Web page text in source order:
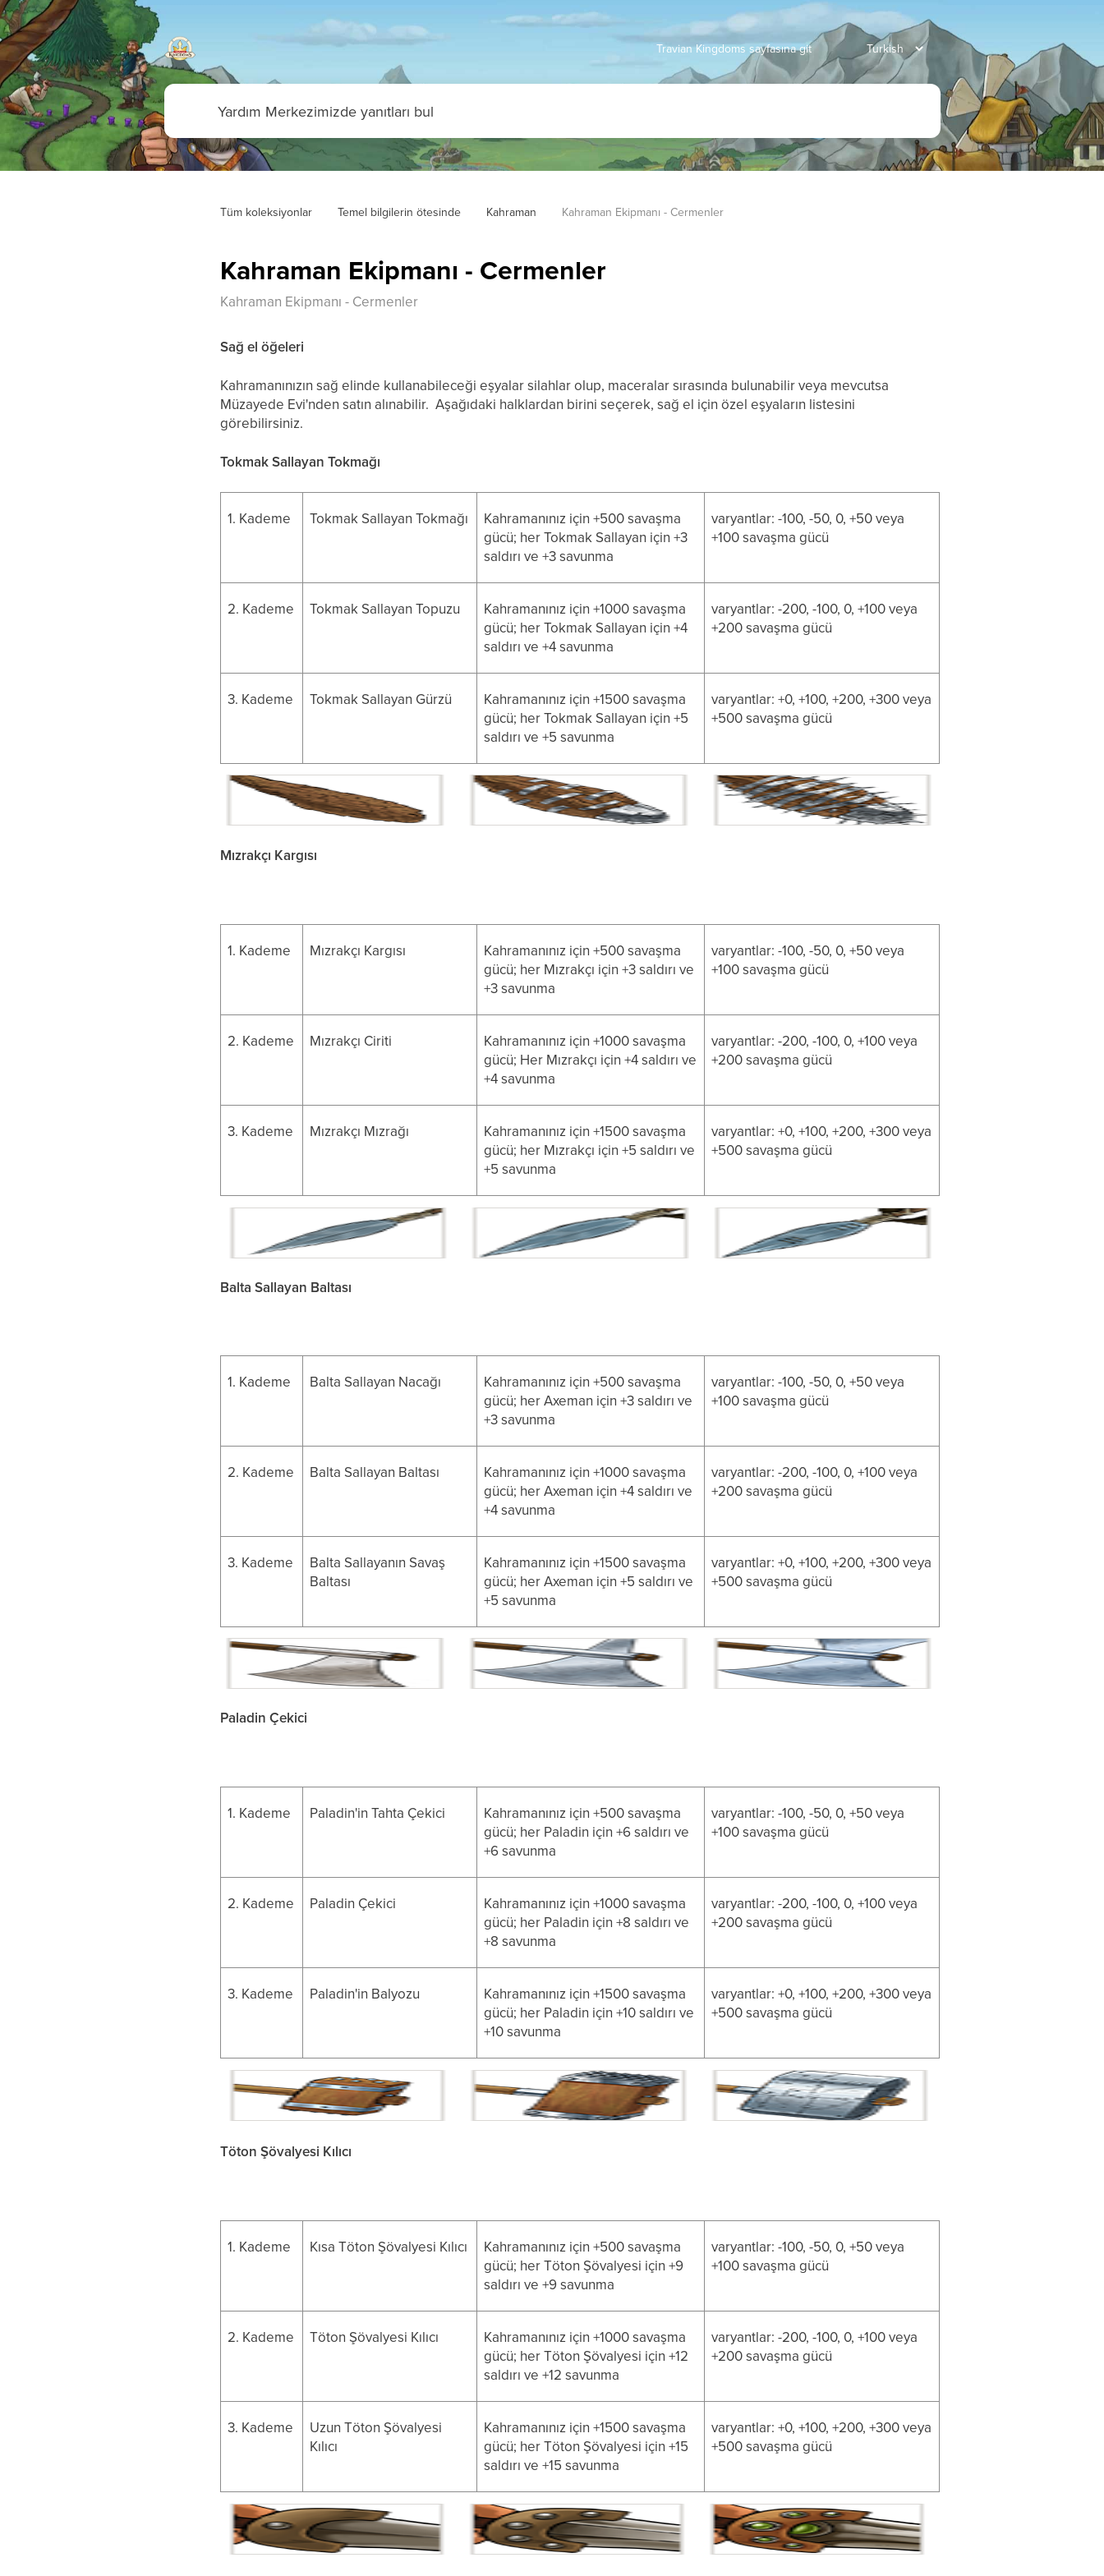
Travian Kingdoms sayfasına git
Tüm koleksiyonlar Temel bilgilerin ötesinde Kahraman Kahraman Ekipmanı - Cermenler
Kahraman Ekipmanı - Cermenler
Kahraman Ekipmanı - Cermenler
Sağ el öğeleri
Kahramanınızın sağ elinde kullanabileceği eşyalar silahlar olup, maceralar sırasında bulunabilir veya mevcutsa
Müzayede Evi'nden satın alınabilir. Aşağıdaki halklardan birini seçerek, sağ el için özel eşyaların listesini
görebilirsiniz.
Tokmak Sallayan Tokmağı
1. Kademe Tokmak Sallayan Tokmağı
Kahramanınız için +500 savaşma
gücü; her Tokmak Sallayan için +3
saldırı ve +3 savunma
varyantlar: -100, -50, 0, +50 veya
+100 savaşma gücü
2. Kademe Tokmak Sallayan Topuzu
Kahramanınız için +1000 savaşma
gücü; her Tokmak Sallayan için +4
saldırı ve +4 savunma
varyantlar: -200, -100, 0, +100 veya
+200 savaşma gücü
3. Kademe Tokmak Sallayan Gürzü
Kahramanınız için +1500 savaşma
gücü; her Tokmak Sallayan için +5
saldırı ve +5 savunma
varyantlar: +0, +100, +200, +300 veya
+500 savaşma gücü
Mızrakçı Kargısı
1. Kademe Mızrakçı Kargısı
Kahramanınız için +500 savaşma
gücü; her Mızrakçı için +3 saldırı ve
+3 savunma
varyantlar: -100, -50, 0, +50 veya
+100 savaşma gücü
2. Kademe Mızrakçı Ciriti
Kahramanınız için +1000 savaşma
gücü; Her Mızrakçı için +4 saldırı ve
+4 savunma
varyantlar: -200, -100, 0, +100 veya
+200 savaşma gücü
3. Kademe Mızrakçı Mızrağı
Kahramanınız için +1500 savaşma
gücü; her Mızrakçı için +5 saldırı ve
+5 savunma
varyantlar: +0, +100, +200, +300 veya
+500 savaşma gücü
Balta Sallayan Baltası
1. Kademe Balta Sallayan Nacağı
Kahramanınız için +500 savaşma
gücü; her Axeman için +3 saldırı ve
+3 savunma
varyantlar: -100, -50, 0, +50 veya
+100 savaşma gücü
2. Kademe Balta Sallayan Baltası
Kahramanınız için +1000 savaşma
gücü; her Axeman için +4 saldırı ve
+4 savunma
varyantlar: -200, -100, 0, +100 veya
+200 savaşma gücü
3. Kademe
Balta Sallayanın Savaş
Baltası
Kahramanınız için +1500 savaşma
gücü; her Axeman için +5 saldırı ve
+5 savunma
varyantlar: +0, +100, +200, +300 veya
+500 savaşma gücü
Paladin Çekici
1. Kademe Paladin'in Tahta Çekici
Kahramanınız için +500 savaşma
gücü; her Paladin için +6 saldırı ve
+6 savunma
varyantlar: -100, -50, 0, +50 veya
+100 savaşma gücü
2. Kademe Paladin Çekici
Kahramanınız için +1000 savaşma
gücü; her Paladin için +8 saldırı ve
+8 savunma
varyantlar: -200, -100, 0, +100 veya
+200 savaşma gücü
3. Kademe Paladin'in Balyozu
Kahramanınız için +1500 savaşma
gücü; her Paladin için +10 saldırı ve
+10 savunma
varyantlar: +0, +100, +200, +300 veya
+500 savaşma gücü
Töton Şövalyesi Kılıcı
1. Kademe Kısa Töton Şövalyesi Kılıcı
Kahramanınız için +500 savaşma
gücü; her Töton Şövalyesi için +9
saldırı ve +9 savunma
varyantlar: -100, -50, 0, +50 veya
+100 savaşma gücü
2. Kademe Töton Şövalyesi Kılıcı
Kahramanınız için +1000 savaşma
gücü; her Töton Şövalyesi için +12
saldırı ve +12 savunma
varyantlar: -200, -100, 0, +100 veya
+200 savaşma gücü
3. Kademe
Uzun Töton Şövalyesi
Kılıcı
Kahramanınız için +1500 savaşma
gücü; her Töton Şövalyesi için +15
saldırı ve +15 savunma
varyantlar: +0, +100, +200, +300 veya
+500 savaşma gücü